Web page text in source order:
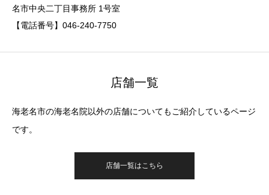
名市中央二丁目事務所 1号室
【電話番号】046-240-7750
店舗一覧
海老名市の海老名院以外の店舗についてもご紹介しているページ
です。
店舗一覧はこちら